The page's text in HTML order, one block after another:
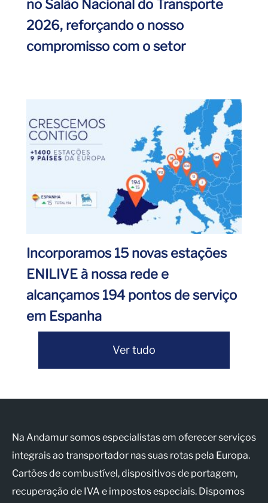
no Salão Nacional do Transporte
2026, reforçando o nosso
compromisso com o setor
Incorporamos 15 novas estações
ENILIVE à nossa rede e
alcançamos 194 pontos de serviço
em Espanha
Ver tudo
Na Andamur somos especialistas em oferecer serviços
integrais ao transportador nas suas rotas pela Europa.
Cartões de combustível, dispositivos de portagem,
recuperação de IVA e impostos especiais. Dispomos